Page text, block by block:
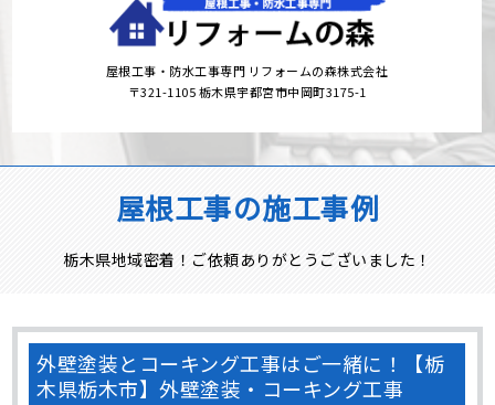
屋根工事・防水工事専門 リフォームの森株式会社
〒321-1105 栃木県宇都宮市中岡町3175-1
屋根工事の施工事例
栃木県地域密着！ご依頼ありがとうございました！
外壁塗装とコーキング工事はご一緒に！【栃
木県栃木市】外壁塗装・コーキング工事